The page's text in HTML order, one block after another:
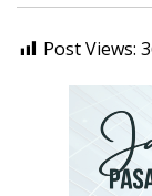
Post Views: